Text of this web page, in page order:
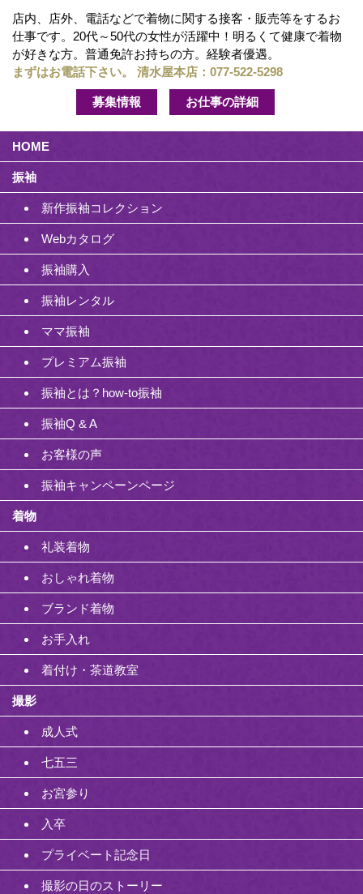
店内、店外、電話などで着物に関する接客・販売等をするお
仕事です。20代～50代の女性が活躍中！明るくて健康で着物
が好きな方。普通免許お持ちの方。経験者優遇。
まずはお電話下さい。 清水屋本店： 077-522-5298
募集情報 お仕事の詳細
HOME
振袖
新作振袖コレクション
Webカタログ
振袖購入
振袖レンタル
ママ振袖
プレミアム振袖
振袖とは？how-to振袖
振袖Q & A
お客様の声
振袖キャンペーンページ
着物
礼装着物
おしゃれ着物
ブランド着物
お手入れ
着付け・茶道教室
撮影
成人式
七五三
お宮参り
入卒
プライベート記念日
撮影の日のストーリー